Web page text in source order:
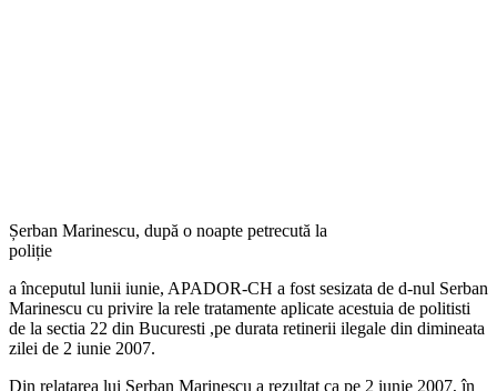
Șerban Marinescu, după o noapte petrecută la
poliție
a începutul lunii iunie, APADOR-CH a fost sesizata de d-nul Serban
Marinescu cu privire la rele tratamente aplicate acestuia de politisti
de la sectia 22 din Bucuresti ,pe durata retinerii ilegale din dimineata
zilei de 2 iunie 2007.
Din relatarea lui Serban Marinescu a rezultat ca pe 2 iunie 2007, în